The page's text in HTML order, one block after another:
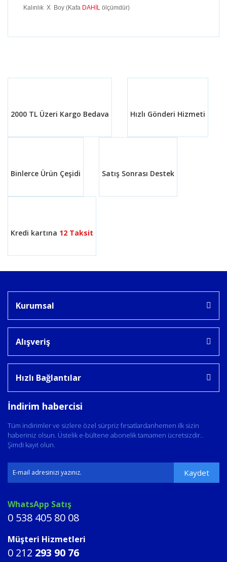
Kalınlık X Boy (Kafa DAHİL ölçümdür)
Yorum Yaz
Ürün bilgilerinde hatalar bulunuyor.
2000 TL Üzeri Kargo Bedava Hızlı Gönderi Hizmeti
Binlerce Ürün Çeşidi Satış Sonrası Destek
Kredi kartına 12 Taksit
Kurumsal
Alışveriş
Hızlı Bağlantılar
İndirim habercisi
Tüm indirimler ve sizlere özel sürpriz fırsatlardanhemen ilk sizin
haberiniz olsun. Üstelik e-bültene abonelik tamamen ücretsizdir..
Şimdi kayıt olun.
Kaydet
WhatsApp Satış
0 538 405 80 08
Müşteri Hizmetleri
0 212 293 90 76